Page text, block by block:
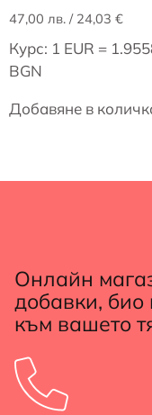
47,00 лв. / 24,03 €
Курс: 1 EUR =
BGN
Добавяне в
Онлайн
добавки, био
към вашето